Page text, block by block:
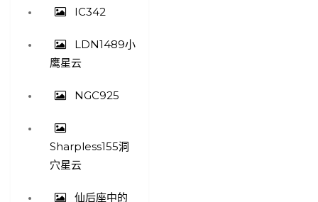
IC342
LDN1489小
鹰星云
NGC925
Sharpless155洞
穴星云
仙后座中的